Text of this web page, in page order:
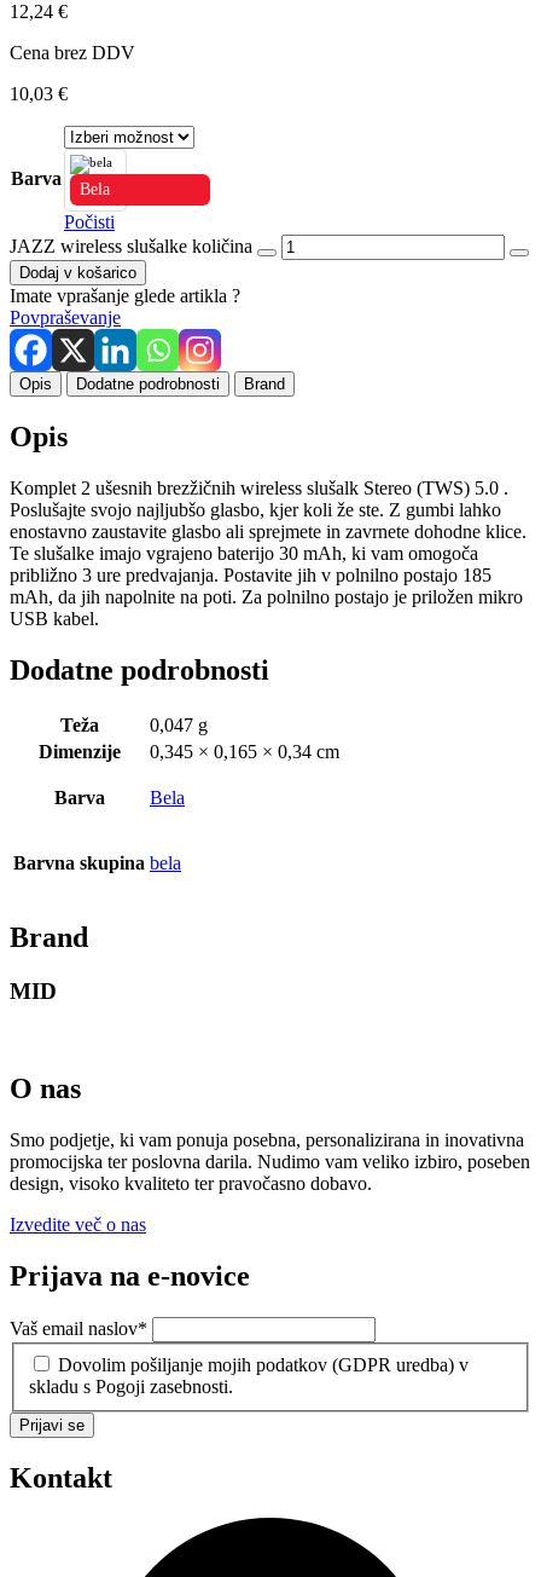
12,24 €
Cena brez DDV
10,03 €
Barva
Bela
Počisti
JAZZ wireless slušalke količina
Dodaj v košarico
Imate vprašanje glede artikla ?
Povpraševanje
Opis Dodatne podrobnosti Brand
Opis
Komplet 2 ušesnih brezžičnih wireless slušalk Stereo (TWS) 5.0 .
Poslušajte svojo najljubšo glasbo, kjer koli že ste. Z gumbi lahko
enostavno zaustavite glasbo ali sprejmete in zavrnete dohodne klice.
Te slušalke imajo vgrajeno baterijo 30 mAh, ki vam omogoča
približno 3 ure predvajanja. Postavite jih v polnilno postajo 185
mAh, da jih napolnite na poti. Za polnilno postajo je priložen mikro
USB kabel.
Dodatne podrobnosti
Teža
0,047 g
Dimenzije
0,345 × 0,165 × 0,34 cm
Barva Bela
Barvna skupina bela
Brand
MID
O nas
Smo podjetje, ki vam ponuja posebna, personalizirana in inovativna
promocijska ter poslovna darila. Nudimo vam veliko izbiro, poseben
design, visoko kvaliteto ter pravočasno dobavo.
Izvedite več o nas
Prijava na e-novice
Vaš email naslov*
Dovolim pošiljanje mojih podatkov (GDPR uredba) v
skladu s Pogoji zasebnosti.
Prijavi se
Kontakt